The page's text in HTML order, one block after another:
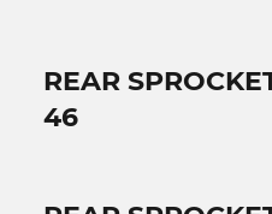
REAR
46